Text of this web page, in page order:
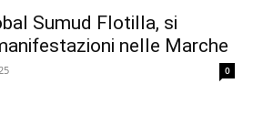
Sumud Flotilla, si
nelle Marche
0